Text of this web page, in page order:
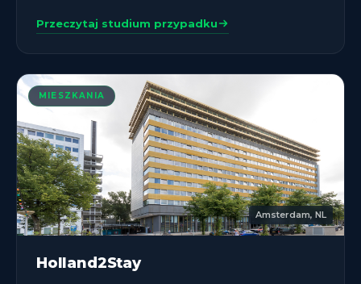
Przeczytaj studium przypadku
MIESZKANIA
Amsterdam, NL
Holland2Stay